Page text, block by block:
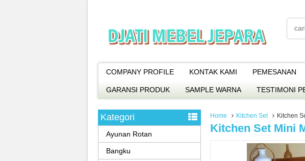
COMPANY PROFILE KONTAK KAMI PEMESANAN
GARANSI PRODUK SAMPLE WARNA TESTIMONI
Home Kitchen Set Kitchen
Kitchen Set Mini
Kategori
Ayunan Rotan
Bangku